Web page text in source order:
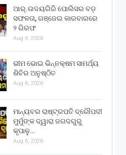
ଆର୍.ଉଦୟଗିରି ପୋଲିସର ବଡ଼
ସଫଳତା, ଗଞ୍ଜେଇ କାରବାରରେ
୨ ଗିରଫ
Aug 6, 2026
ଭୀମ ଭୋଇ ଭିନ୍ନକ୍ଷମ ସାମର୍ଥ୍ୟ
ଶିବିର ଅନୁଷ୍ଠିତ
Aug 6, 2026
ମାନ୍ୟବର ରାଷ୍ଟ୍ରପତି ଦ୍ରୌପଦୀ
ମୁର୍ମୁଙ୍କ ଦ୍ୱାରା ଜଗଦଗୁରୁ
କୃପାଳୁ…
Aug 6, 2026